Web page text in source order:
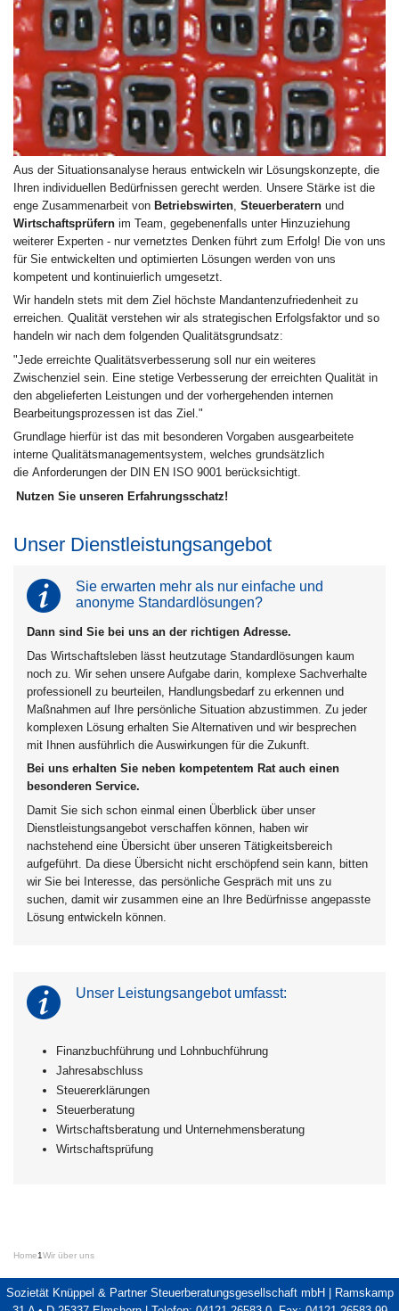
Aus der Situationsanalyse heraus entwickeln wir Lösungskonzepte, die
Ihren individuellen Bedürfnissen gerecht werden. Unsere Stärke ist die
enge Zusammenarbeit von Betriebswirten Steuerberatern und
Wirtschaftsprüfern im Team, gegebenenfalls unter Hinzuziehung
weiterer Experten - nur vernetztes Denken führt zum Erfolg! Die von uns
für Sie entwickelten und optimierten Lösungen werden von uns
kompetent und kontinuierlich umgesetzt.
Wir handeln stets mit dem Ziel höchste Mandantenzufriedenheit zu
erreichen. Qualität verstehen wir als strategischen Erfolgsfaktor und so
handeln wir nach dem folgenden Qualitätsgrundsatz:
"Jede erreichte Qualitätsverbesserung soll nur ein weiteres
Zwischenziel sein. Eine stetige Verbesserung der erreichten Qualität in
den abgelieferten Leistungen und der vorhergehenden internen
Bearbeitungsprozessen ist das Ziel."
Grundlage hierfür ist das mit besonderen Vorgaben ausgearbeitete
interne Qualitätsmanagementsystem, welches grundsätzlich
die Anforderungen der DIN EN ISO 9001 berücksichtigt.
Nutzen Sie unseren Erfahrungsschatz!
Unser Dienstleistungsangebot
Sie erwarten mehr als nur einfache und
anonyme Standardlösungen?
Dann sind Sie bei uns an der richtigen Adresse.
Das Wirtschaftsleben lässt heutzutage Standardlösungen kaum
noch zu. Wir sehen unsere Aufgabe darin, komplexe Sachverhalte
professionell zu beurteilen, Handlungsbedarf zu erkennen und
Maßnahmen auf Ihre persönliche Situation abzustimmen. Zu jeder
komplexen Lösung erhalten Sie Alternativen und wir besprechen
mit Ihnen ausführlich die Auswirkungen für die Zukunft.
Bei uns erhalten Sie neben kompetentem Rat auch einen
besonderen Service.
Damit Sie sich schon einmal einen Überblick über unser
Dienstleistungsangebot verschaffen können, haben wir
nachstehend eine Übersicht über unseren Tätigkeitsbereich
aufgeführt. Da diese Übersicht nicht erschöpfend sein kann, bitten
wir Sie bei Interesse, das persönliche Gespräch mit uns zu
suchen, damit wir zusammen eine an Ihre Bedürfnisse angepasste
Lösung entwickeln können.
Unser Leistungsangebot umfasst:
Finanzbuchführung und Lohnbuchführung
Jahresabschluss
Steuererklärungen
Steuerberatung
Wirtschaftsberatung und Unternehmensberatung
Wirtschaftsprüfung
Home1Wir über uns
Sozietät Knüppel & Partner Steuerberatungsgesellschaft mbH | Ramskamp